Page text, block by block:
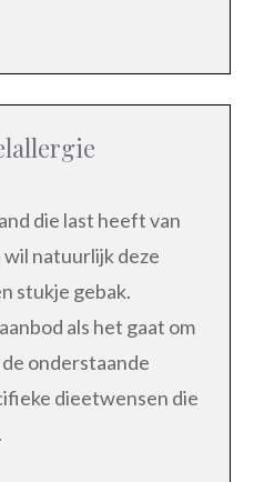
die last heeft van
wil natuurlijk deze
stukje gebak.
als het gaat om
onderstaande
dieetwensen die